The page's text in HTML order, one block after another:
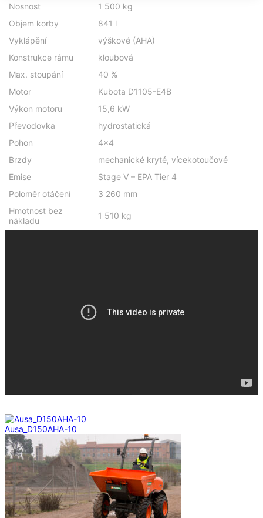
Nosnost
1 500 kg
Objem korby
841 l
Vyklápění
výškové (AHA)
Konstrukce rámu
kloubová
Max. stoupání
40 %
Motor
Kubota D1105-E4B
Výkon motoru
15,6 kW
Převodovka
hydrostatická
Pohon
4×4
Brzdy
mechanické kryté, vícekotoučové
Emise
Stage V – EPA Tier 4
Poloměr otáčení
3 260 mm
Hmotnost bez
nákladu
1 510 kg
Ausa_D150AHA-10